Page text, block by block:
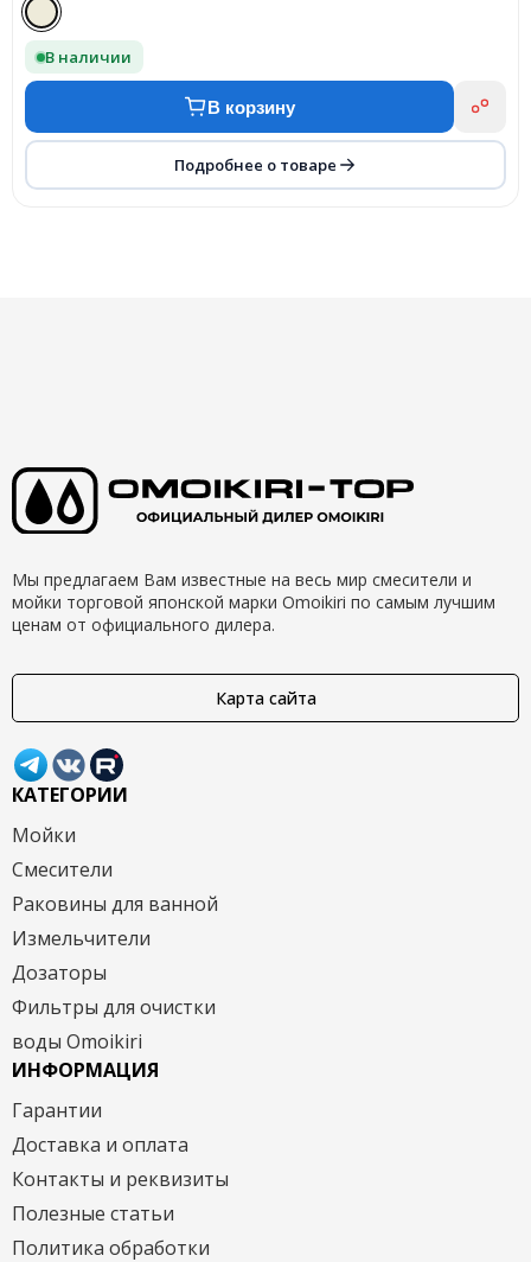
В наличии
В корзину
Подробнее о товаре
Мы предлагаем Вам известные на весь мир смесители и
мойки торговой японской марки Omoikiri по самым лучшим
ценам от официального дилера.
Карта сайта
КАТЕГОРИИ
Мойки
Смесители
Раковины для ванной
Измельчители
Дозаторы
Фильтры для очистки
воды Omoikiri
ИНФОРМАЦИЯ
Гарантии
Доставка и оплата
Контакты и реквизиты
Полезные статьи
Политика обработки